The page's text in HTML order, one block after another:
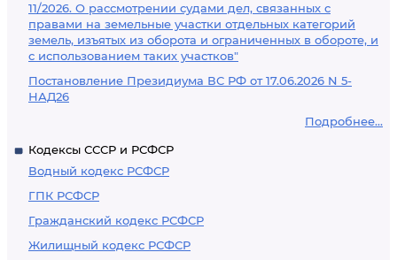
11/2026. О рассмотрении судами дел, связанных с
правами на земельные участки отдельных категорий
земель, изъятых из оборота и ограниченных в обороте, и
с использованием таких участков"
Постановление Президиума ВС РФ от 17.06.2026 N 5-
НАД26
Подробнее...
Кодексы СССР и РСФСР
Водный кодекс РСФСР
ГПК РСФСР
Гражданский кодекс РСФСР
Жилищный кодекс РСФСР